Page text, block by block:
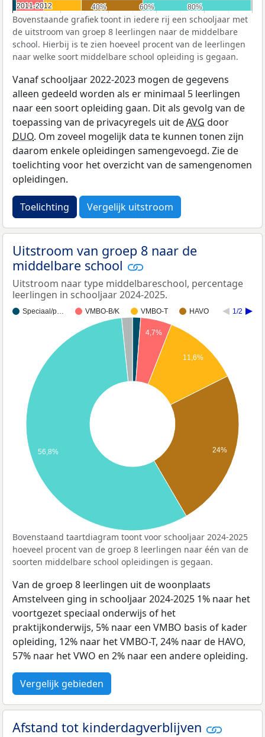
40%
40% 60%
60% 80%
80%
2011-2012
2011-2012
Bovenstaande grafiek toont in iedere rij een schooljaar met
de uitstroom van groep 8 leerlingen naar de middelbare
school. Hierbij is te zien hoeveel procent van de leerlingen
naar welke soort middelbare school opleiding is gegaan.
Vanaf schooljaar 2022-2023 mogen de gegevens
alleen gedeeld worden als er minimaal 5 leerlingen
naar een soort opleiding gaan. Dit als gevolg van de
toepassing van de privacyregels uit deAVG door
DUO. Om zoveel mogelijk data te kunnen tonen zijn
daarom enkele opleidingen samengevoegd. Zie de
toelichting voor het overzicht van de samengenomen
opleidingen.
Toelichting Vergelijk uitstroom
Uitstroom van groep 8 naar de
middelbare school
Uitstroom naar type middelbareschool, percentage
leerlingen in schooljaar 2024-2025.
Speciaal/p… VMBO-B/K VMBO-T HAVO 1/2
4,7%
11,6%
24%
56,8%
Bovenstaand taartdiagram toont voor schooljaar 2024-2025
hoeveel procent van de groep 8 leerlingen naar één van de
soorten middelbare school opleidingen is gegaan.
Van de groep 8 leerlingen uit de woonplaats
Amstelveen ging in schooljaar 2024-2025 1% naar het
voortgezet speciaal onderwijs of het
praktijkonderwijs, 5% naar een VMBO basis of kader
opleiding, 12% naar het VMBO-T, 24% naar de HAVO,
57% naar het VWO en 2% naar een andere opleiding.
Vergelijk gebieden
Afstand tot kinderdagverblijven